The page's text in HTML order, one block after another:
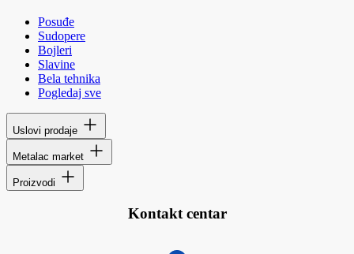
Posuđe
Sudopere
Bojleri
Slavine
Bela tehnika
Pogledaj sve
Uslovi prodaje
Metalac market
Proizvodi
Kontakt centar